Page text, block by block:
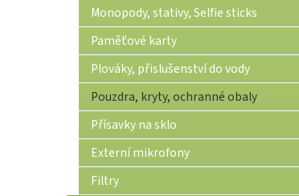
Monopody, stativy, Selfie sticks
Paměťové karty
Plováky, přislušenství do vody
Pouzdra, kryty, ochranné obaly
Přísavky na sklo
Externí mikrofony
Filtry